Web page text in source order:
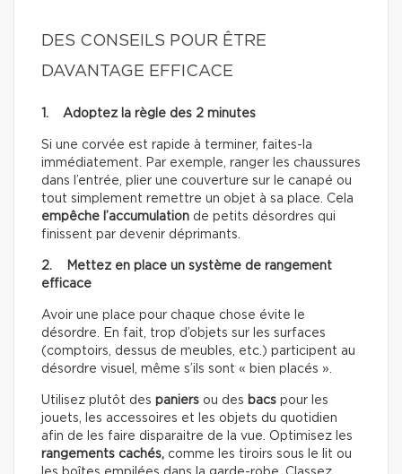
DES CONSEILS POUR ÊTRE
DAVANTAGE EFFICACE
1. Adoptez la règle des 2 minutes
Si une corvée est rapide à terminer, faites-la
immédiatement. Par exemple, ranger les chaussures
dans l’entrée, plier une couverture sur le canapé ou
tout simplement remettre un objet à sa place. Cela
empêche l’accumulation de petits désordres qui
finissent par devenir déprimants.
2. Mettez en place un système de rangement
efficace
Avoir une place pour chaque chose évite le
désordre. En fait, trop d’objets sur les surfaces
(comptoirs, dessus de meubles, etc.) participent au
désordre visuel, même s’ils sont « bien placés ».
Utilisez plutôt des paniers ou des bacs pour les
jouets, les accessoires et les objets du quotidien
afin de les faire disparaitre de la vue. Optimisez les
rangements cachés, comme les tiroirs sous le lit ou